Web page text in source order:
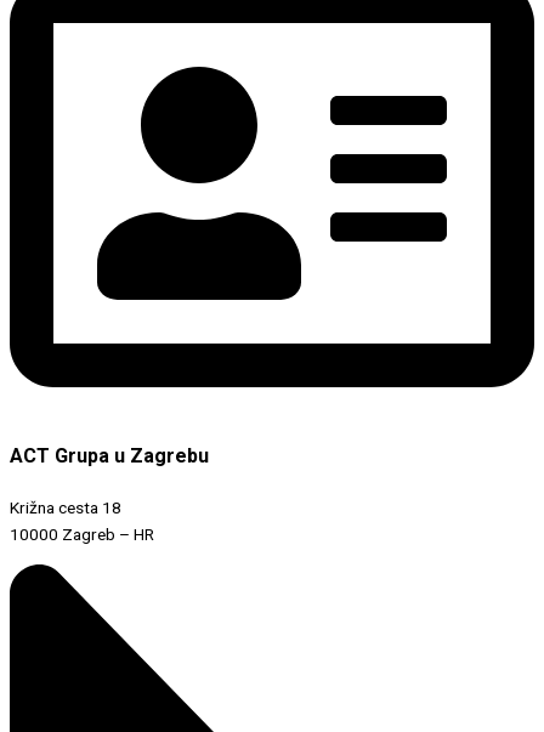
ACT Grupa u Zagrebu
Križna cesta 18
10000 Zagreb – HR